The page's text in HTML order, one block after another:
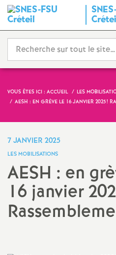
SNES
VOUS ÊTES ICI : ACCUEIL
LES
AESH : EN GRÈVE LE 16 JANVIER 2025!
7 JANVIER 2025
LES MOBILISATIONS
AESH : en
16 janvier